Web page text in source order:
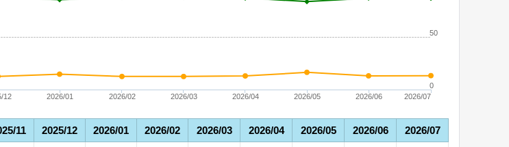
12 2026/01 2026/02 2026/03 2026/04 2026/05 2026/06 2026/07
0
50
11 2025/12 2026/01 2026/02 2026/03 2026/04 2026/05 2026/06
2026/07